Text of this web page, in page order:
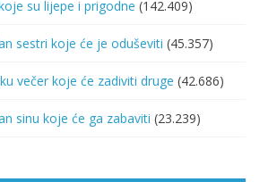
su lijepe i prigodne (142.409)
sestri koje će je oduševiti (45.357)
večer koje će zadiviti druge (42.686)
sinu koje će ga zabaviti (23.239)